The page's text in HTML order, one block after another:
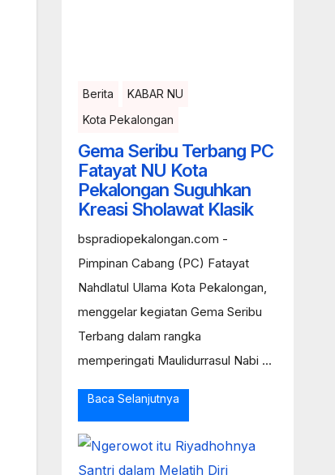
Berita
KABAR NU
Kota Pekalongan
Gema Seribu Terbang PC
Fatayat NU Kota
Pekalongan Suguhkan
Kreasi Sholawat Klasik
bspradiopekalongan.com -
Pimpinan Cabang (PC) Fatayat
Nahdlatul Ulama Kota Pekalongan,
menggelar kegiatan Gema Seribu
Terbang dalam rangka
memperingati Maulidurrasul Nabi ...
Baca Selanjutnya